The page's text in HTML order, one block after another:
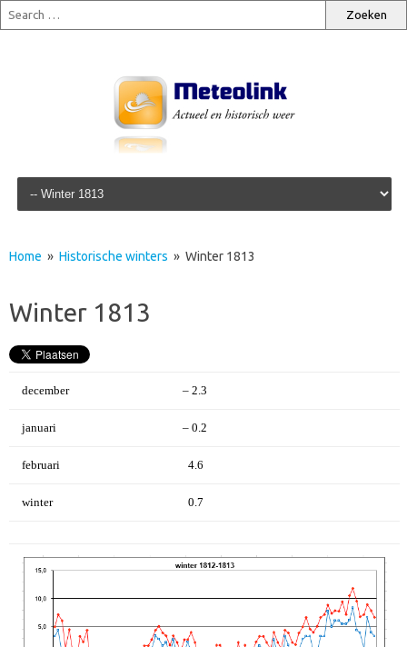
Skip to content
Home » Historische winters » Winter 1813
Winter 1813
december – 2.3
januari – 0.2
februari 4.6
winter 0.7